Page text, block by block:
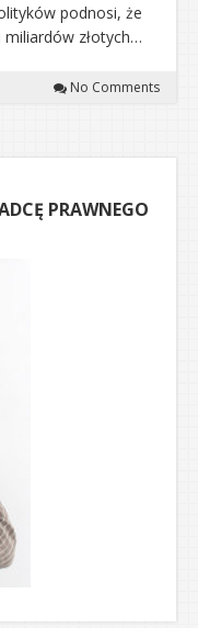
podnosi, że
miliardów złotych…
No Comments
PRAWNEGO